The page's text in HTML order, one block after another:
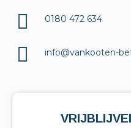
0180 472 634
info@vankooten-